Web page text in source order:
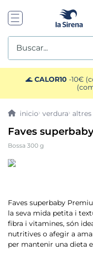
Buscar...
🌊 CALOR10 -10€
verdura
Faves
Bossa 300 g
Faves superbaby
la seva mida petita i
fibra i vitamines, són
nutritives o afegir a
per mantenir una dieta
TOP SEARCHES
1. helados sirena
3. patatas
6. croquetas
7. canelones